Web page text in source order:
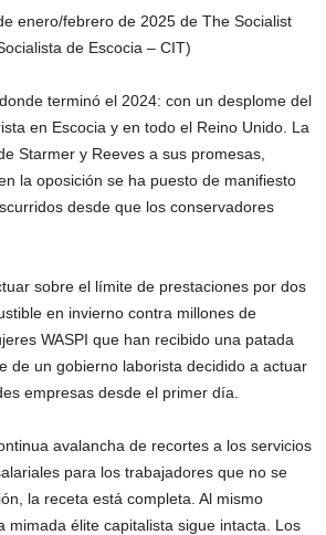
enero/febrero de 2025 de The Socialist
de Escocia – CIT)
terminó el 2024: con un desplome del
en Escocia y en todo el Reino Unido. La
Starmer y Reeves a sus promesas,
la oposición se ha puesto de manifiesto
desde que los conservadores
sobre el límite de prestaciones por dos
en invierno contra millones de
WASPI que han recibido una patada
de un gobierno laborista decidido a actuar
empresas desde el primer día.
avalancha de recortes a los servicios
para los trabajadores que no se
la receta está completa. Al mismo
mimada élite capitalista sigue intacta. Los